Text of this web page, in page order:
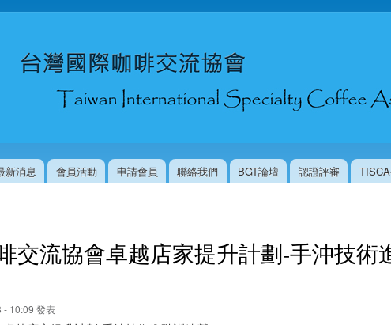
移
內
新消息 會員活動 申請會員 聯絡我們 BGT論壇 認證評審
交流協會卓越店家提升計劃-手沖技術
- 10:09 發表